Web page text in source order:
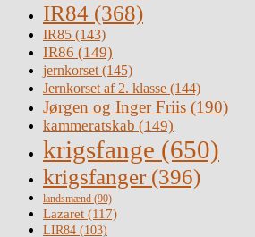
IR84 (368)
IR85 (143)
IR86 (149)
jernkorset(145)
Jernkorset af 2. klasse (144)
Jørgen og Inger Friis (190)
kammeratskab (149)
krigsfange (650)
krigsfanger (396)
landsmænd (90)
Lazaret (117)
LIR84 (103)